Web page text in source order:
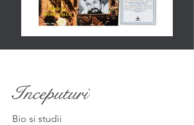
Inceputuri
Bio si studii